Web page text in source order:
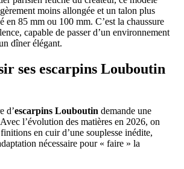
moins allongée et un talon plus
en 85 mm ou 100 mm. C’est la chaussure
capable de passer d’un environnement
dîner élégant.
ses escarpins Louboutin
d’escarpins Louboutin demande une
l’évolution des matières en 2026, on
en cuir d’une souplesse inédite,
nécessaire pour « faire » la